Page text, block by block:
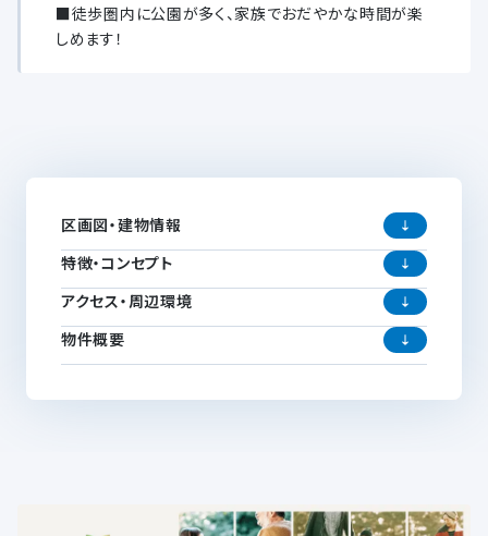
■徒歩圏内に公園が多く、家族でおだやかな時間が楽
しめます！
区画図・建物情報
特徴・コンセプト
アクセス・周辺環境
物件概要